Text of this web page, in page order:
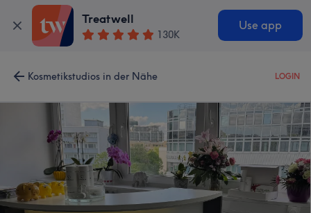
Treatwell
130K
Use app
Kosmetikstudios in der Nähe LOGIN